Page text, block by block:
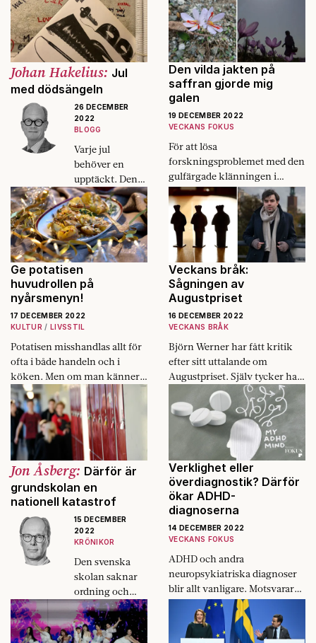
Johan Hakelius: Jul
med dödsängeln
26 DECEMBER
2022
BLOGG
Varje jul
behöver en
upptäckt. Den
här julen var det
att Nico gjorde
julmusik.
Den vilda jakten på
saffran gjorde mig
galen
19 DECEMBER 2022
VECKANS FOKUS
För att lösa
forskningsproblemet med den
gulfärgade klänningen i
Aischylos tragedi måste jag till
Santorini. Men ingen varnade
för hur galen man kan bli av
att jaga saffran.
Ge potatisen
huvudrollen på
nyårsmenyn!
17 DECEMBER 2022
KULTUR
LIVSSTIL
Potatisen misshandlas allt för
ofta i både handeln och i
köken. Men om man känner
till knepen, är det den bästa
och godaste råvaran som
finns.
Veckans bråk:
Sågningen av
Augustpriset
16 DECEMBER 2022
VECKANS BRÅK
Björn Werner har fått kritik
efter sitt uttalande om
Augustpriset. Själv tycker han
att kritiken mot honom är ett
bröl från döende dinosaurier.
Jon Åsberg: Därför är
grundskolan en
nationell katastrof
15 DECEMBER
2022
KRÖNIKOR
Den svenska
skolan saknar
ordning och
reda. Men det
finns några
beprövade
Verklighet eller
överdiagnostik? Därför
ökar ADHD-
diagnoserna
14 DECEMBER 2022
VECKANS FOKUS
ADHD och andra
neuropsykiatriska diagnoser
blir allt vanligare. Motsvarar
detta en reell ökning av
problemet – eller har tröskeln
för diagnos blivit lägre?